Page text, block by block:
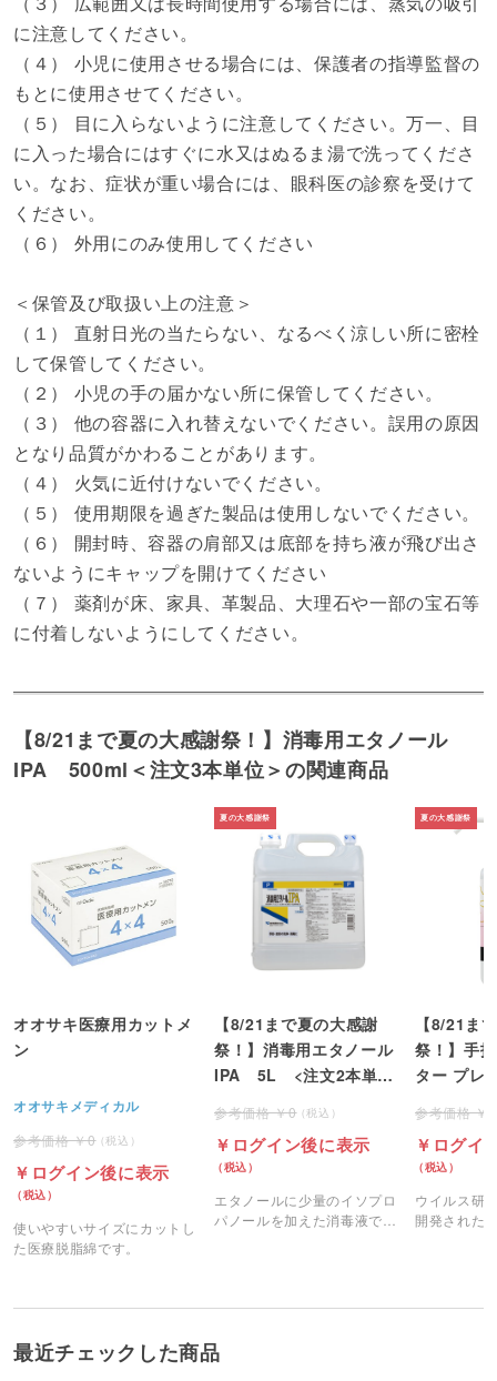
に注意してください。
（４） 小児に使用させる場合には、保護者の指導監督の
もとに使用させてください。
（５） 目に入らないように注意してください。万一、目
に入った場合にはすぐに水又はぬるま湯で洗ってくださ
い。なお、症状が重い場合には、眼科医の診察を受けて
ください。
（６） 外用にのみ使用してください
＜保管及び取扱い上の注意＞
（１） 直射日光の当たらない、なるべく涼しい所に密栓
して保管してください。
（２） 小児の手の届かない所に保管してください。
（３） 他の容器に入れ替えないでください。誤用の原因
となり品質がかわることがあります。
（４） 火気に近付けないでください。
（５） 使用期限を過ぎた製品は使用しないでください。
（６） 開封時、容器の肩部又は底部を持ち液が飛び出さ
ないようにキャップを開けてください
（７） 薬剤が床、家具、革製品、大理石や一部の宝石等
に付着しないようにしてください。
【8/21まで夏の大感謝祭！】消毒用エタノール
IPA 500ml＜注文3本単位＞の関連商品
オオサキ医療用カットメ
ン
オオサキメディカル
0
ログイン後に表示
使いやすいサイズにカットし
た医療脱脂綿です。
【8/21まで夏の大感謝
祭！】消毒用エタノール
IPA 5L <注文2本単位
0
ログイン後に表示
エタノールに少量のイソプロ
パノールを加えた消毒液で、
【8/21ま
祭！】手
ター プレ
品）
ログイ
ウイルス研
開発された
最近チェックした商品